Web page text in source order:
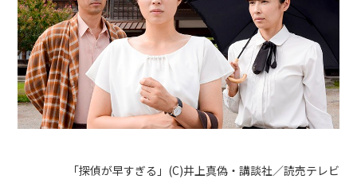
「探偵が早すぎる」(C)井上真偽・講談社／読売テレビ